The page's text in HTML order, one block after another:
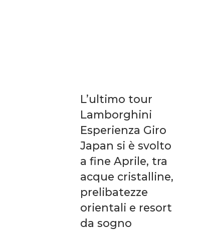
L’ultimo tour
Lamborghini
Esperienza Giro
Japan si è svolto
a fine Aprile, tra
acque cristalline,
prelibatezze
orientali e resort
da sogno